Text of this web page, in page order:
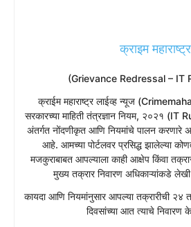
क्राइम महाराष्ट्र
(Grievance Redressal – IT
​क्राईम महाराष्ट्र लाईव्ह न्यूज
सरकारच्या माहिती तंत्रज्ञान नियम, २०२१ (IT
अंतर्गत नोंदणीकृत आणि नियमांचे पालन करणारे
आहे. आमच्या पोर्टलवर प्रसिद्ध झालेल्या
मजकुराबाबत आपल्याला काही आक्षेप किंवा
मुख्य तक्रार निवारण अधिकाऱ्यांकडे
​कायदा आणि नियमांनुसार आपल्या तक्रारीची
दिवसांच्या आत त्याचे निवारण